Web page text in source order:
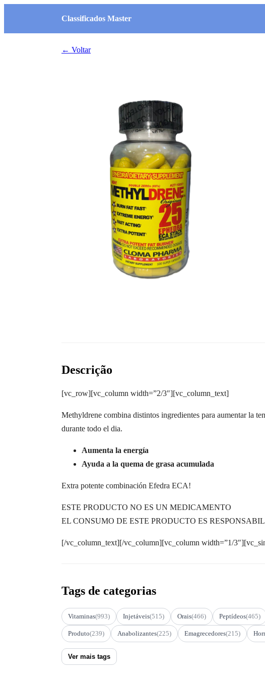
Classificados Master
← Voltar
Descrição
[vc_row][vc_column width=”2/3″][vc_column_text]
Methyldrene combina distintos ingredientes para aumentar la
durante todo el dia.
Aumenta la energía
Ayuda a la quema de grasa acumulada
Extra potente combinación Efedra ECA!
ESTE PRODUCTO NO ES UN MEDICAMENTO
EL CONSUMO DE ESTE PRODUCTO ES
[/vc_column_text][/vc_column][vc_column width=”1/
Tags de categorias
Vitaminas(993) Injetáveis(515) Orais(466) Peptídeos(465)
Produto(239) Anabolizantes(225) Emagrecedores(215)
Ver mais tags